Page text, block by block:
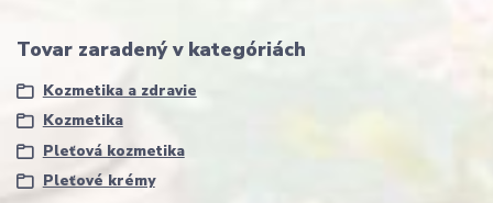
Tovar zaradený v kategóriách
Kozmetika a zdravie
Kozmetika
Pleťová kozmetika
Pleťové krémy